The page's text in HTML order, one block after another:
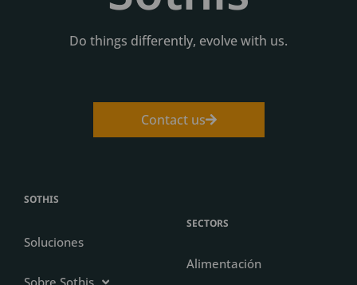
Do things differently, evolve with us.
Contact us
SOTHIS
Soluciones
SECTORS
Alimentación